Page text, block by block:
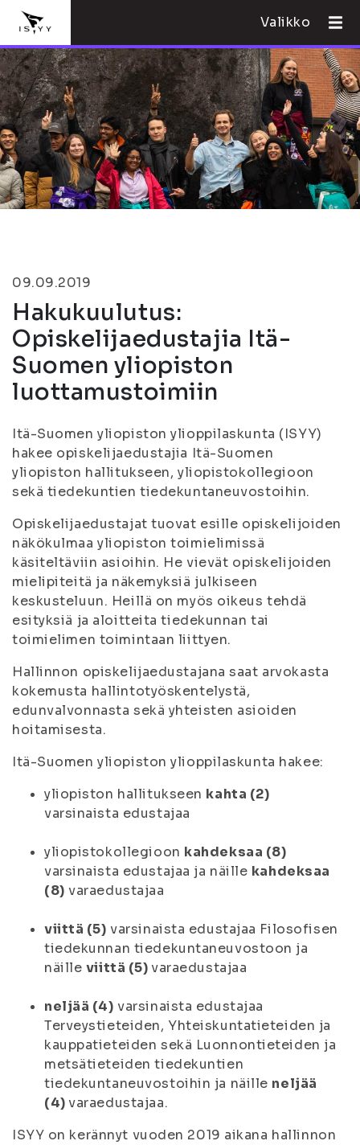
Valikko
09.09.2019
Hakukuulutus:
Opiskelijaedustajia Itä-
Suomen yliopiston
luottamustoimiin
Itä-Suomen yliopiston ylioppilaskunta (ISYY)
hakee opiskelijaedustajia Itä-Suomen
yliopiston hallitukseen, yliopistokollegioon
sekä tiedekuntien tiedekuntaneuvostoihin.
Opiskelijaedustajat tuovat esille opiskelijoiden
näkökulmaa yliopiston toimielimissä
käsiteltäviin asioihin. He vievät opiskelijoiden
mielipiteitä ja näkemyksiä julkiseen
keskusteluun. Heillä on myös oikeus tehdä
esityksiä ja aloitteita tiedekunnan tai
toimielimen toimintaan liittyen.
Hallinnon opiskelijaedustajana saat arvokasta
kokemusta hallintotyöskentelystä,
edunvalvonnasta sekä yhteisten asioiden
hoitamisesta.
Itä-Suomen yliopiston ylioppilaskunta hakee:
yliopiston hallitukseen kahta (2)
varsinaista edustajaa
yliopistokollegioon kahdeksaa (8)
varsinaista edustajaa ja näille kahdeksaa
(8) varaedustajaa
viittä (5) varsinaista edustajaa Filosofisen
tiedekunnan tiedekuntaneuvostoon ja
näille viittä (5)varaedustajaa
neljää (4) varsinaista edustajaa
Terveystieteiden, Yhteiskuntatieteiden ja
kauppatieteiden sekä Luonnontieteiden ja
metsätieteiden tiedekuntien
tiedekuntaneuvostoihin ja näille neljää
(4)varaedustajaa.
ISYY on kerännyt vuoden 2019 aikana hallinnon